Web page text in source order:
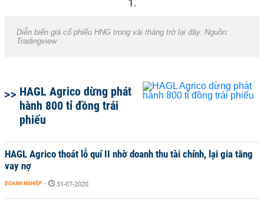
Diễn biến giá cổ phiếu HNG trong vài tháng trở lại đây. Nguồn:
Tradingview
HAGL Agrico dừng phát
hành 800 tỉ đồng trái
phiếu
HAGL Agrico thoát lỗ quí II nhờ doanh thu tài chính, lại gia tăng
vay nợ
DOANH NGHIỆP - 31-07-2020